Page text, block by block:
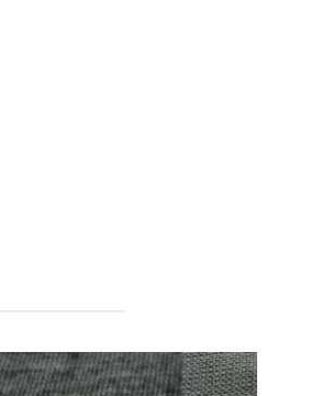
Производитель: Китай